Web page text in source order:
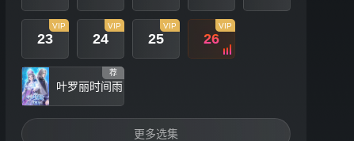
23
VIP
24
VIP
25
VIP
26
VIP
叶罗丽时间雨
荐
更多选集